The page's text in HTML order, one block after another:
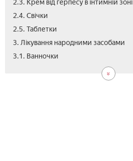
2.3. Крем від герпесу в інтимній зоні
2.4. Свічки
2.5. Таблетки
3. Лікування народними засобами
3.1. Ванночки